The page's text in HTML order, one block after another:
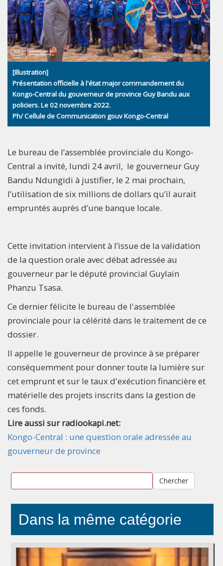
[Illustration]
Présentation officielle à l'état major commandement du
Kongo-Central du gouverneur de province Guy Bandu aux
policiers. Le 02 novembre 2022.
Ph/ Cellule de Communication gouv Kongo-Central
Le bureau de l’assemblée provinciale du Kongo-
Central a invité, lundi 24 avril, le gouverneur Guy
Bandu Ndungidi à justifier, le 2 mai prochain,
l’utilisation de six millions de dollars qu’il aurait
empruntés auprès d’une banque locale.
Cette invitation intervient à l’issue de la validation
de la question orale avec débat adressée au
gouverneur par le député provincial Guylain
Phanzu Tsasa.
Ce dernier félicite le bureau de l'assemblée
provinciale pour la célérité dans le traitement de ce
dossier.
Il appelle le gouverneur de province à se préparer
conséquemment pour donner toute la lumière sur
cet emprunt et sur le taux d'exécution financière et
matérielle des projets inscrits dans la gestion de
ces fonds.
Lire aussi sur radiookapi.net:
Kongo-Central : une question orale adressée au
gouverneur de province
Chercher
Dans la même catégorie